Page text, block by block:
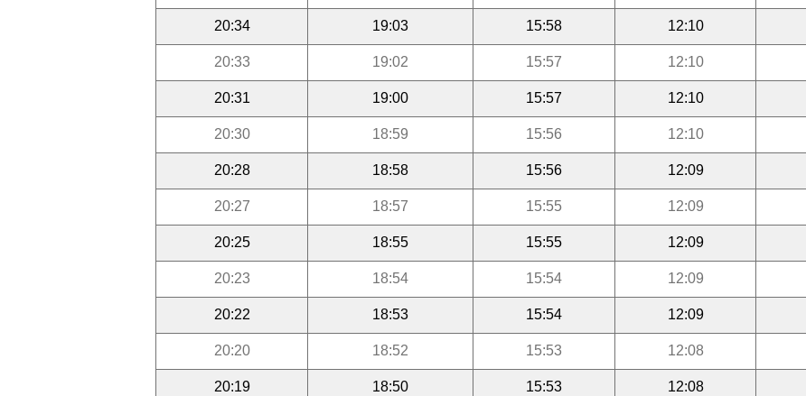
12:10
15:58
19:03
20:34
12:10
15:57
19:02
20:33
12:10
15:57
19:00
20:31
12:10
15:56
18:59
20:30
12:09
15:56
18:58
20:28
12:09
15:55
18:57
20:27
12:09
15:55
18:55
20:25
12:09
15:54
18:54
20:23
12:09
15:54
18:53
20:22
12:08
15:53
18:52
20:20
12:08
15:53
18:50
20:19